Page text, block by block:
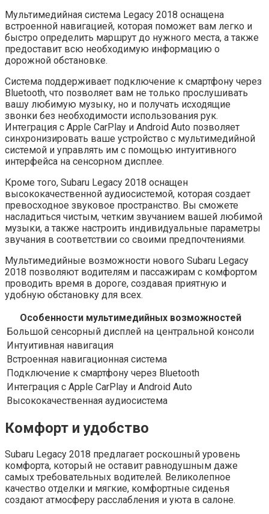
Мультимедийная система Legacy 2018 оснащена
встроенной навигацией, которая поможет вам легко и
быстро определить маршрут до нужного места, а также
предоставит всю необходимую информацию о
дорожной обстановке.
Система поддерживает подключение к смартфону через
Bluetooth, что позволяет вам не только прослушивать
вашу любимую музыку, но и получать исходящие
звонки без необходимости использования рук.
Интеграция с Apple CarPlay и Android Auto позволяет
синхронизировать ваше устройство с мультимедийной
системой и управлять им с помощью интуитивного
интерфейса на сенсорном дисплее.
Кроме того, Subaru Legacy 2018 оснащен
высококачественной аудиосистемой, которая создает
превосходное звуковое пространство. Вы сможете
насладиться чистым, четким звучанием вашей любимой
музыки, а также настроить индивидуальные параметры
звучания в соответствии со своими предпочтениями.
Мультимедийные возможности нового Subaru Legacy
2018 позволяют водителям и пассажирам с комфортом
проводить время в дороге, создавая приятную и
удобную обстановку для всех.
Особенности мультимедийных возможностей
Большой сенсорный дисплей на центральной консоли
Интуитивная навигация
Встроенная навигационная система
Подключение к смартфону через Bluetooth
Интеграция с Apple CarPlay и Android Auto
Высококачественная аудиосистема
Комфорт и удобство
Subaru Legacy 2018 предлагает роскошный уровень
комфорта, который не оставит равнодушным даже
самых требовательных водителей. Великолепное
качество отделки и мягкие, комфортные сиденья
создают атмосферу расслабления и уюта в салоне.